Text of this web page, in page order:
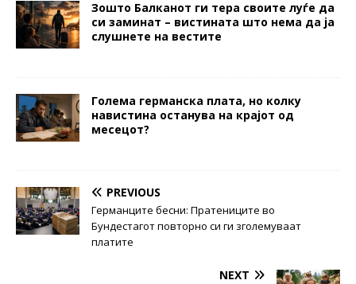
Зошто Балканот ги тера своите луѓе да
си заминат – вистината што нема да ја
слушнете на вестите
Голема германска плата, но колку
навистина останува на крајот од
месецот?
PREVIOUS
Германците бесни: Пратениците во
Бундестагот повторно си ги зголемуваат
платите
NEXT